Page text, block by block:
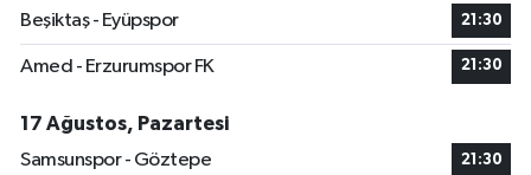
Beşiktaş - Eyüpspor 21:30
Amed - Erzurumspor FK 21:30
17 Ağustos, Pazartesi
Samsunspor - Göztepe
21:30